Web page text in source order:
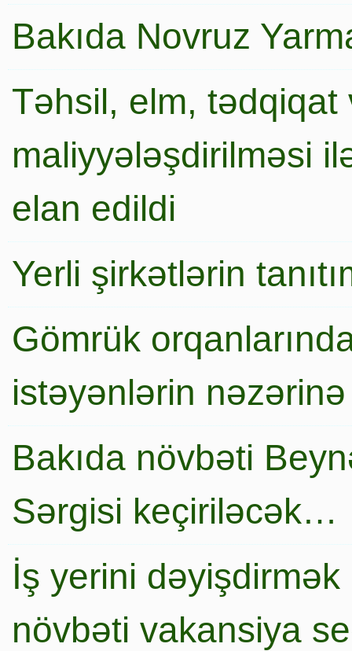
Bakıda Novruz
Təhsil, elm,
maliyyələşdirilməsi
elan edildi
Yerli şirkətlərin
Gömrük
istəyənlərin nəzərinə
Bakıda növbəti
Sərgisi keçiriləcək…
İş yerini
növbəti vakansiya